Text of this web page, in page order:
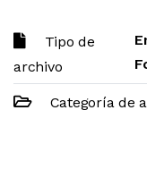
Tipo de
archivo
Categoría de